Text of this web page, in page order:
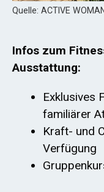
Quelle: ACTIVE
Infos zum
Ausstattung:
Exklusives
familiärer
Kraft- und
Verfügung